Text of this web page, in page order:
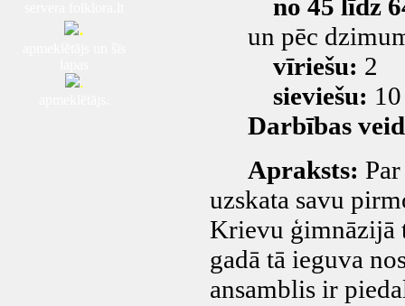
.
.
no 45 līdz
un pēc
vīriešu: 2
sieviešu: 10
Darbības
Apraksts:
uzskata savu
Krievu ģimnāzijā
gadā tā ieguva
ansamblis ir